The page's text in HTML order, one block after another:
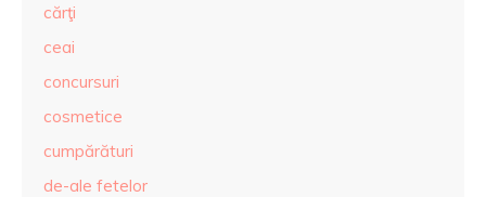
cărţi
ceai
concursuri
cosmetice
cumpărături
de-ale fetelor